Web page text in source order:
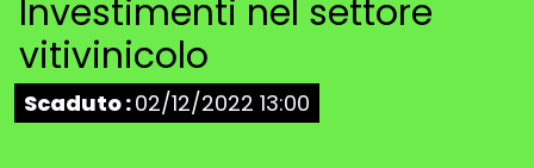
Investimenti nel settore
vitivinicolo
Stato:
Scaduto :02/12/2022 13:00